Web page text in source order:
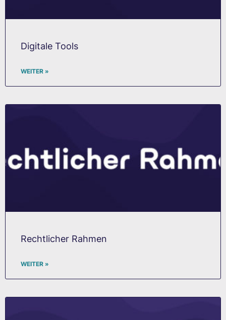
Digitale Tools
WEITER »
Rechtlicher Rahmen
WEITER »